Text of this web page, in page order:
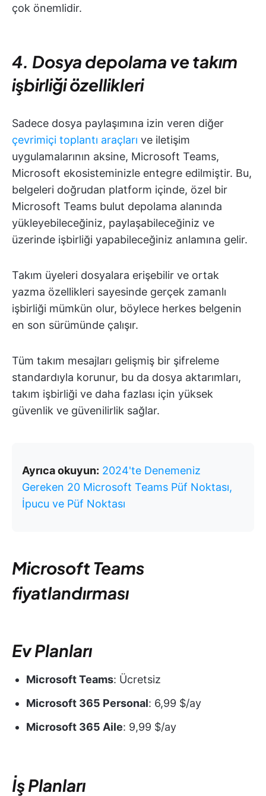
çok önemlidir.
4. Dosya depolama ve takım
işbirliği özellikleri
Sadece dosya paylaşımına izin veren diğer
çevrimiçi toplantı araçları ve iletişim
uygulamalarının aksine, Microsoft Teams,
Microsoft ekosisteminizle entegre edilmiştir. Bu,
belgeleri doğrudan platform içinde, özel bir
Microsoft Teams bulut depolama alanında
yükleyebileceğiniz, paylaşabileceğiniz ve
üzerinde işbirliği yapabileceğiniz anlamına gelir.
Takım üyeleri dosyalara erişebilir ve ortak
yazma özellikleri sayesinde gerçek zamanlı
işbirliği mümkün olur, böylece herkes belgenin
en son sürümünde çalışır.
Tüm takım mesajları gelişmiş bir şifreleme
standardıyla korunur, bu da dosya aktarımları,
takım işbirliği ve daha fazlası için yüksek
güvenlik ve güvenilirlik sağlar.
Ayrıca okuyun: 2024'te Denemeniz
Gereken 20 Microsoft Teams Püf Noktası,
İpucu ve Püf Noktası
Microsoft Teams
fiyatlandırması
Ev Planları
Microsoft Teams: Ücretsiz
Microsoft 365 Personal: 6,99 $/ay
Microsoft 365 Aile: 9,99 $/ay
İş Planları